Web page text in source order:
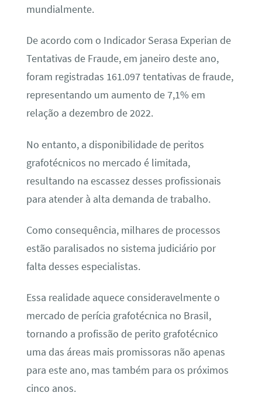
mundialmente.
De acordo com o Indicador Serasa Experian de
Tentativas de Fraude, em janeiro deste ano,
foram registradas 161.097 tentativas de fraude,
representando um aumento de 7,1% em
relação a dezembro de 2022.
No entanto, a disponibilidade de peritos
grafotécnicos no mercado é limitada,
resultando na escassez desses profissionais
para atender à alta demanda de trabalho.
Como consequência, milhares de processos
estão paralisados no sistema judiciário por
falta desses especialistas.
Essa realidade aquece consideravelmente o
mercado de perícia grafotécnica no Brasil,
tornando a profissão de perito grafotécnico
uma das áreas mais promissoras não apenas
para este ano, mas também para os próximos
cinco anos.